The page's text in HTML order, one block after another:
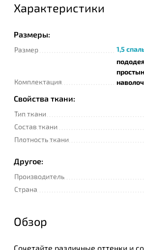
Характеристики
Размеры:
Размер 1,5
Комплектация
Свойства ткани:
Тип ткани
Состав ткани
Плотность ткани
Другое:
Производитель
Страна
Обзор
Сочетайте различные оттенки и